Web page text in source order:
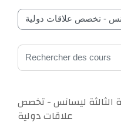
Catégories de cours
Rechercher des cours
الثالثة ليسانس - تخصص
علاقات دولية